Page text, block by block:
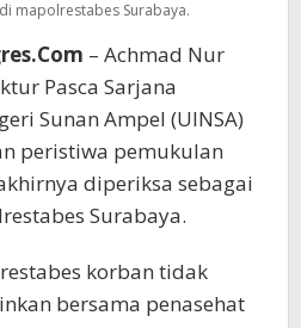
Wajah
mapolrestabes Surabaya.
– Achmad Nur
Pasca Sarjana
Sunan Ampel (UINSA)
peristiwa pemukulan
diperiksa sebagai
Surabaya.
korban tidak
bersama penasehat